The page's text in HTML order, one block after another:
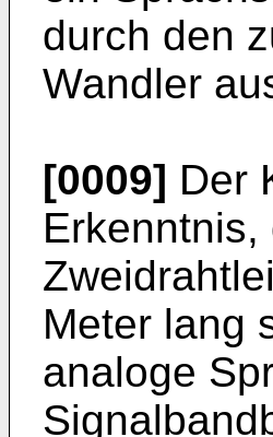
durch den
Wandler
[0009] Der
Meter lang
analoge